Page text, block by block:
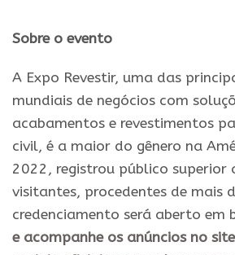
Sobre o evento
A Expo Revestir, uma das
mundiais de negócios com
acabamentos e revestimentos
civil, é a maior do gênero na
2022, registrou público superior
visitantes, procedentes de mais
credenciamento será aberto em
e acompanhe os anúncios no